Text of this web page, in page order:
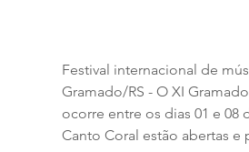
Festival internacional de
Gramado/RS - O XI
ocorre entre os dias 01 e 08
Canto Coral estão abertas